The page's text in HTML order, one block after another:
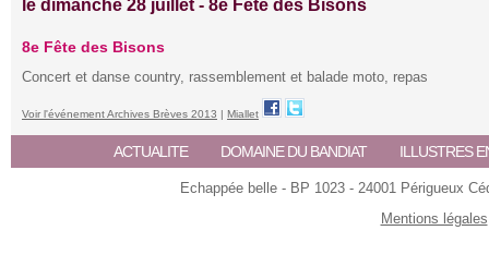
le dimanche 28 juillet - 8e Fête des Bisons
8e Fête des Bisons
Concert et danse country, rassemblement et balade moto, repas
Voir l'événement Archives Brèves 2013 | Miallet
ACTUALITE DOMAINE DU BANDIAT ILLUSTRES
Echappée belle - BP 1023 - 24001 Périgueux
Mentions légales